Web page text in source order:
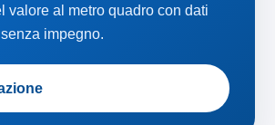
valore al metro quadro con dati
impegno.